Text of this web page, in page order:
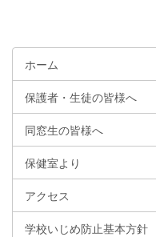
ホーム
保護者・生徒の皆様へ
同窓生の皆様へ
保健室より
アクセス
学校いじめ防止基本方針